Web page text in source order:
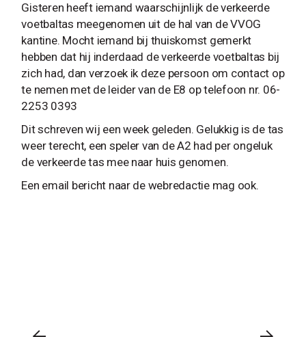
Gisteren heeft iemand waarschijnlijk de verkeerde
voetbaltas meegenomen uit de hal van de VVOG
kantine. Mocht iemand bij thuiskomst gemerkt
hebben dat hij inderdaad de verkeerde voetbaltas bij
zich had, dan verzoek ik deze persoon om contact op
te nemen met de leider van de E8 op telefoon nr. 06-
2253 0393
Dit schreven wij een week geleden. Gelukkig is de tas
weer terecht, een speler van de A2 had per ongeluk
de verkeerde tas mee naar huis genomen.
Een email bericht naar de webredactie mag ook.